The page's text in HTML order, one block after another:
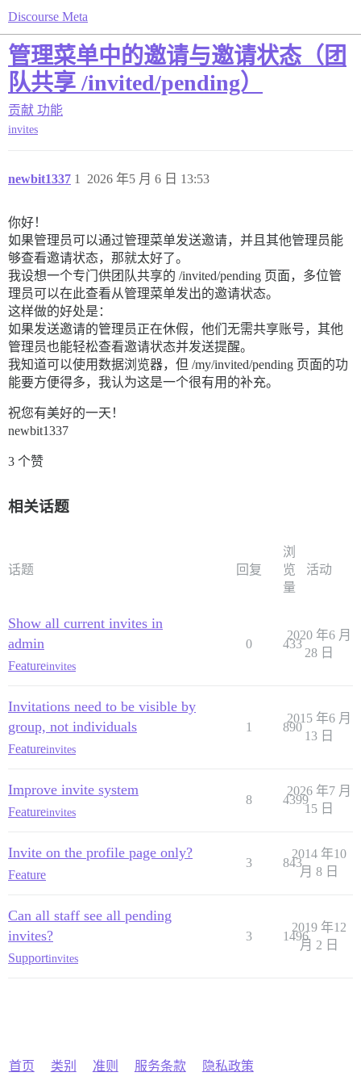
Discourse Meta
管理菜单中的邀请与邀请状态（团
队共享 /invited/pending）
贡献 功能
invites
newbit1337 2026 年5 月 6 日 13:53
1
你好！
如果管理员可以通过管理菜单发送邀请，并且其他管理员能
够查看邀请状态，那就太好了。
我设想一个专门供团队共享的 /invited/pending 页面，多位管
理员可以在此查看从管理菜单发出的邀请状态。
这样做的好处是：
如果发送邀请的管理员正在休假，他们无需共享账号，其他
管理员也能轻松查看邀请状态并发送提醒。
我知道可以使用数据浏览器，但 /my/invited/pending 页面的功
能要方便得多，我认为这是一个很有用的补充。
祝您有美好的一天！
newbit1337
3 个赞
相关话题
话题 回复
浏
览
量
活动
Show all current invites in
admin
Featureinvites
0 433
2020 年6 月
28 日
Invitations need to be visible by
group, not individuals
Featureinvites
1 890
2015 年6 月
13 日
Improve invite system
Featureinvites
8 4399
2026 年7 月
15 日
Invite on the profile page only?
Feature
3 843
2014 年10
月 8 日
Can all staff see all pending
invites?
Supportinvites
3 1496
2019 年12
月 2 日
首页 类别 准则 服务条款 隐私政策